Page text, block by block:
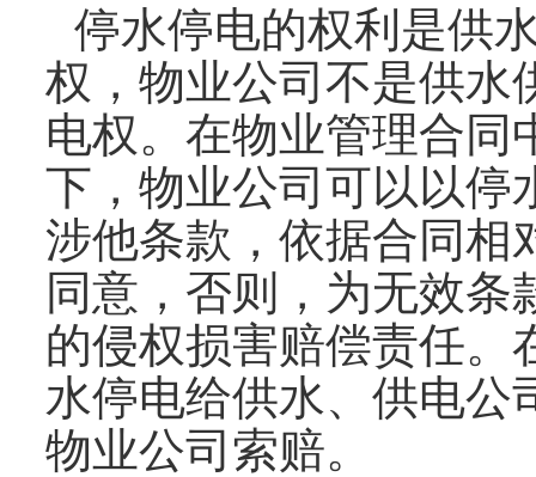
停水停电的权利是供
权，物业公司不是供水
电权。在物业管理合同
下，物业公司可以以停
涉他条款，依据合同相
同意，否则，为无效
的侵权损害赔偿责任。
水停电给供水、供电公
物业公司索赔。